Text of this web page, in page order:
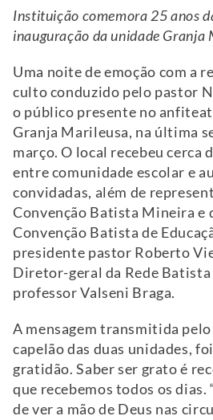
Instituição comemora 25 anos
inauguração da unidade Granja
Uma noite de emoção com a
culto conduzido pelo pastor
o público presente no
Granja Marileusa, na última
março. O local recebeu cerca
entre comunidade escolar e
convidadas, além de
Convenção Batista Mineira e
Convenção Batista de
presidente pastor Roberto
Diretor-geral da Rede Batista
professor Valseni Braga.
A mensagem transmitida
capelão das duas unidades,
gratidão. Saber ser grato é
que recebemos todos os dias.
de ver a mão de Deus nas